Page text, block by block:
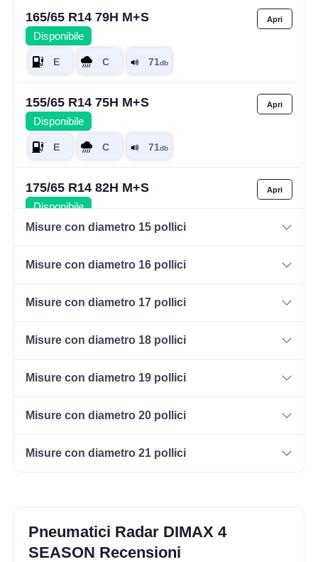
165/65 R14 79H M+S
Disponibile
155/65 R14 75H M+S
Disponibile
175/65 R14 82H M+S
Disponibile
175/70 R14 86H M+S XL
Disponibile
Misure con diametro 15 pollici
Misure con diametro 16 pollici
Misure con diametro 17 pollici
Misure con diametro 18 pollici
Misure con diametro 19 pollici
Misure con diametro 20 pollici
Misure con diametro 21 pollici
Pneumatici Radar DIMAX 4
SEASON Recensioni